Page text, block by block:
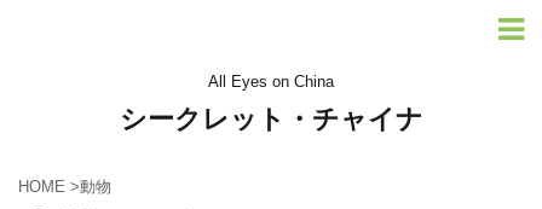
All Eyes on China
シークレット・チャイナ
HOME >動物